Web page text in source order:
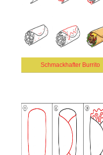
Schmackhafter Burrito